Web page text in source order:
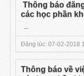
Thông báo
các học phần
...
Đăng lúc: 07-02-2018
Thông báo về